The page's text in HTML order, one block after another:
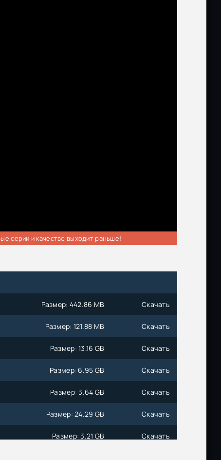
серии и качество выходит раньше!
Размер: 442.86 MB Скачать
Размер: 121.88 MB Скачать
Размер: 13.16 GB Скачать
Размер: 6.95 GB Скачать
Размер: 3.64 GB Скачать
Размер: 24.29 GB Скачать
Размер: 3.21 GB Скачать